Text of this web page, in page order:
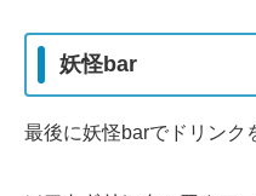
妖怪bar
最後に妖怪barでドリンク